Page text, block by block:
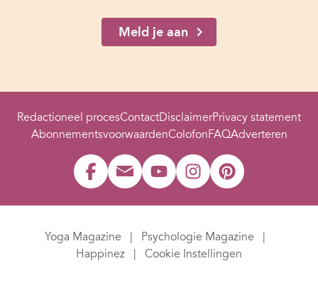
Meld je aan
Redactioneel procesContactDisclaimerPrivacy statement
AbonnementsvoorwaardenColofonFAQAdverteren
Yoga Magazine
Psychologie Magazine
Happinez
Cookie Instellingen